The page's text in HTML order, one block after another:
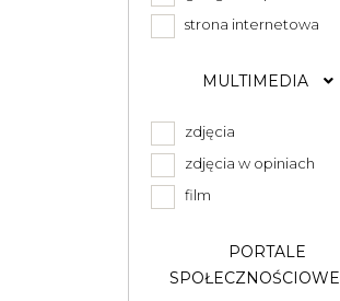
strona internetowa
MULTIMEDIA
zdjęcia
zdjęcia w opiniach
film
PORTALE
SPOŁECZNOŚCIOWE